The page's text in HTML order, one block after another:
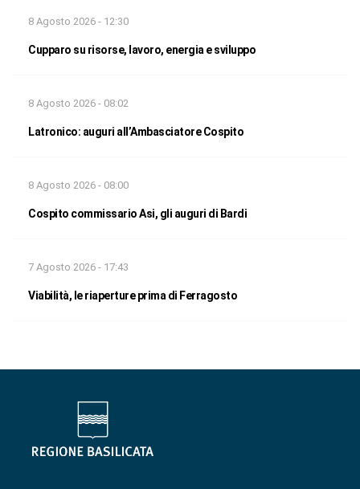
8 Agosto 2026 - 12:30
Cupparo su risorse, lavoro, energia e sviluppo
8 Agosto 2026 - 08:02
Latronico: auguri all’Ambasciatore Cospito
8 Agosto 2026 - 08:00
Cospito commissario Asi, gli auguri di Bardi
7 Agosto 2026 - 17:43
Viabilità, le riaperture prima di Ferragosto